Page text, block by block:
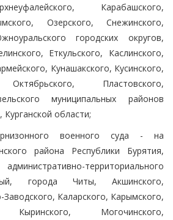
Карабашского,
Озерского, Снежинского,
городских округов,
Еткульского, Каслинского,
Кунашакского, Кусинского,
Октябрьского, Пластовского,
муниципальных районов
области;
военного суда - на
района Республики Бурятия,
территориального
города Читы, Акшинского,
Заводского, Каларского, Карымского,
Кыринского, Могочинского,